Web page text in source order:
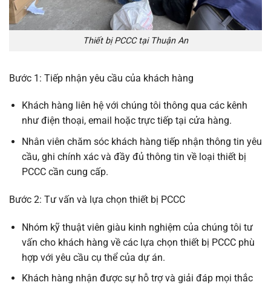
Thiết bị PCCC tại Thuận An
Bước 1: Tiếp nhận yêu cầu của khách hàng
Khách hàng liên hệ với chúng tôi thông qua các kênh
như điện thoại, email hoặc trực tiếp tại cửa hàng.
Nhân viên chăm sóc khách hàng tiếp nhận thông tin yêu
cầu, ghi chính xác và đầy đủ thông tin về loại thiết bị
PCCC cần cung cấp.
Bước 2: Tư vấn và lựa chọn thiết bị PCCC
Nhóm kỹ thuật viên giàu kinh nghiệm của chúng tôi tư
vấn cho khách hàng về các lựa chọn thiết bị PCCC phù
hợp với yêu cầu cụ thể của dự án.
Khách hàng nhận được sự hỗ trợ và giải đáp mọi thắc